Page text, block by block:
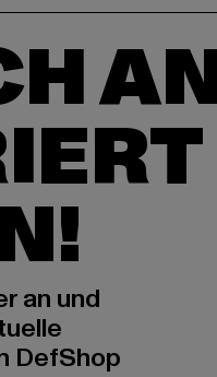
an und
DefShop